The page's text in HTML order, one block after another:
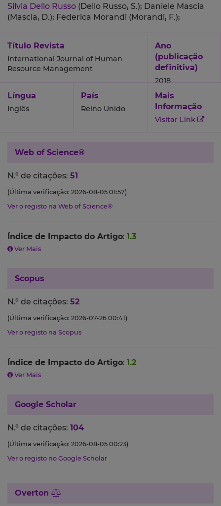
Silvia Dello Russo (Dello Russo, S.); Daniele Mascia
(Mascia, D.); Federica Morandi (Morandi, F.);
Título Revista
International Journal of Human
Resource Management
Ano
(publicação
definitiva)
2018
Língua
Inglês
País
Reino Unido
Mais
Informação
Visitar Link
Web of Science®
N.º de citações: 51
(Última verificação: 2026-08-05 01:57)
Ver o registo na Web of Science®
Índice de Impacto do Artigo: 1.3
Ver Mais
Scopus
N.º de citações: 52
(Última verificação: 2026-07-26 00:41)
Ver o registo na Scopus
Índice de Impacto do Artigo: 1.2
Ver Mais
Google Scholar
N.º de citações: 104
(Última verificação: 2026-08-05 00:23)
Ver o registo no Google Scholar
Overton